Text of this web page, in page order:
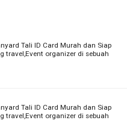
Tali ID Card Murah dan Siap
travel,Event organizer di sebuah
Tali ID Card Murah dan Siap
travel,Event organizer di sebuah